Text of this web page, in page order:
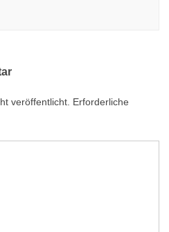
veröffentlicht. Erforderliche